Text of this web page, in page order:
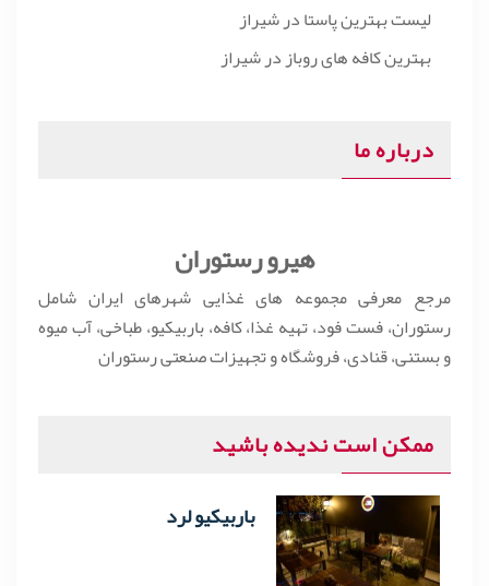
لیست بهترین پاستا در شیراز
بهترین کافه های روباز در شیراز
درباره ما
هیرو رستوران
مرجع معرفی مجموعه های غذایی شهرهای ایران شامل
رستوران، فست فود، تهیه غذا، کافه، باربیکیو، طباخی، آب میوه
و بستنی، قنادی، فروشگاه و تجهیزات صنعتی رستوران
ممکن است ندیده باشید
1 باربیکیو لرد